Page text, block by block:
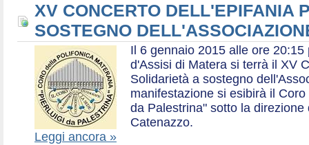
XV CONCERTO DELL'EPIFANIA
SOSTEGNO
Il 6 gennaio 2015 alle ore
d'Assisi di Matera si terrà il XV
Solidarietà a sostegno
manifestazione si esibirà il
da Palestrina" sotto la
Catenazzo.
Leggi ancora »